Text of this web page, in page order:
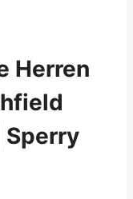
Herren
Sperry